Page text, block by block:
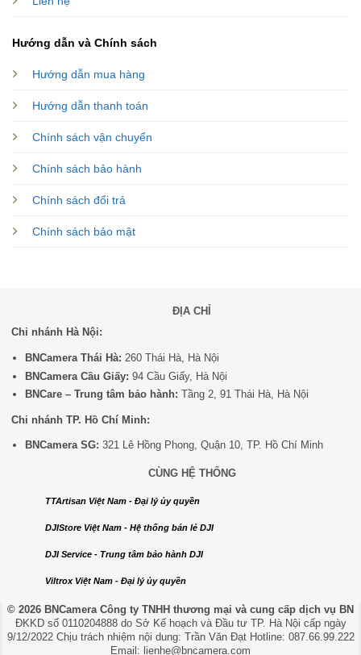
Hướng dẫn và Chính sách
Hướng dẫn mua hàng
Hướng dẫn thanh toán
Chính sách vận chuyển
Chính sách bảo hành
Chính sách đổi trả
Chính sách bảo mật
ĐỊA CHỈ
Chi nhánh Hà Nội:
BNCamera Thái Hà: 260 Thái Hà, Hà Nội
BNCamera Cầu Giấy: 94 Cầu Giấy, Hà Nội
BNCare – Trung tâm bảo hành: Tầng 2, 91 Thái Hà, Hà Nội
Chi nhánh TP. Hồ Chí Minh:
BNCamera SG: 321 Lê Hồng Phong, Quận 10, TP. Hồ Chí Minh
CÙNG HỆ THỐNG
TTArtisan Việt Nam - Đại lý ủy quyền
DJIStore Việt Nam - Hệ thống bán lẻ DJI
DJI Service - Trung tâm bảo hành DJI
Viltrox Việt Nam - Đại lý ủy quyền
© 2026 BNCamera Công ty TNHH thương mại và cung cấp dịch vụ BN
ĐKKD số 0110204888 do Sở Kế hoạch và Đầu tư TP. Hà Nội cấp ngày
9/12/2022 Chịu trách nhiệm nội dung: Trần Văn Đạt Hotline: 087.66.99.222
Email: lienhe@bncamera.com